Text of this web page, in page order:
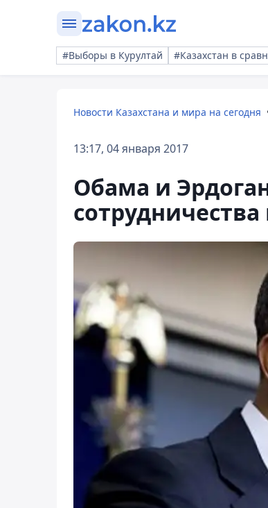
#Выборы в Курултай #Казахстан в
Новости Казахстана и мира на сегодня
13:17, 04 января 2017
Обама и